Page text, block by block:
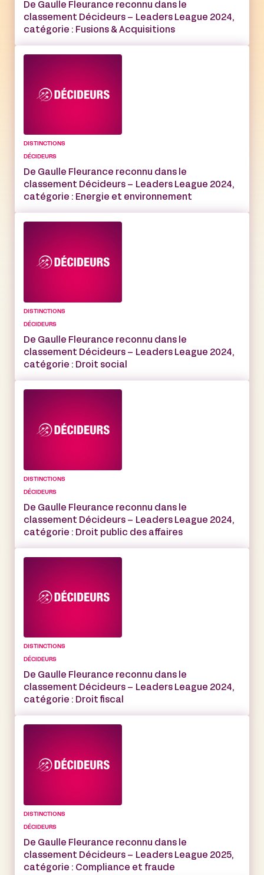
De Gaulle Fleurance reconnu dans le
classement Décideurs – Leaders League 2024,
catégorie : Fusions & Acquisitions
DISTINCTIONS
DÉCIDEURS
De Gaulle Fleurance reconnu dans le
classement Décideurs – Leaders League 2024,
catégorie : Energie et environnement
DISTINCTIONS
DÉCIDEURS
De Gaulle Fleurance reconnu dans le
classement Décideurs – Leaders League 2024,
catégorie : Droit social
DISTINCTIONS
DÉCIDEURS
De Gaulle Fleurance reconnu dans le
classement Décideurs – Leaders League 2024,
catégorie : Droit public des affaires
DISTINCTIONS
DÉCIDEURS
De Gaulle Fleurance reconnu dans le
classement Décideurs – Leaders League 2024,
catégorie : Droit fiscal
DISTINCTIONS
DÉCIDEURS
De Gaulle Fleurance reconnu dans le
classement Décideurs – Leaders League 2025,
catégorie : Compliance et fraude